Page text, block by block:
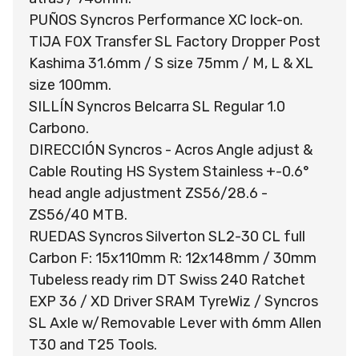
PUÑOS Syncros Performance XC lock-on.
TIJA FOX Transfer SL Factory Dropper Post
Kashima 31.6mm / S size 75mm / M, L & XL
size 100mm.
SILLÍN Syncros Belcarra SL Regular 1.0
Carbono.
DIRECCIÓN Syncros - Acros Angle adjust &
Cable Routing HS System Stainless +-0.6°
head angle adjustment ZS56/28.6 -
ZS56/40 MTB.
RUEDAS Syncros Silverton SL2-30 CL full
Carbon F: 15x110mm R: 12x148mm / 30mm
Tubeless ready rim DT Swiss 240 Ratchet
EXP 36 / XD Driver SRAM TyreWiz / Syncros
SL Axle w/Removable Lever with 6mm Allen
T30 and T25 Tools.